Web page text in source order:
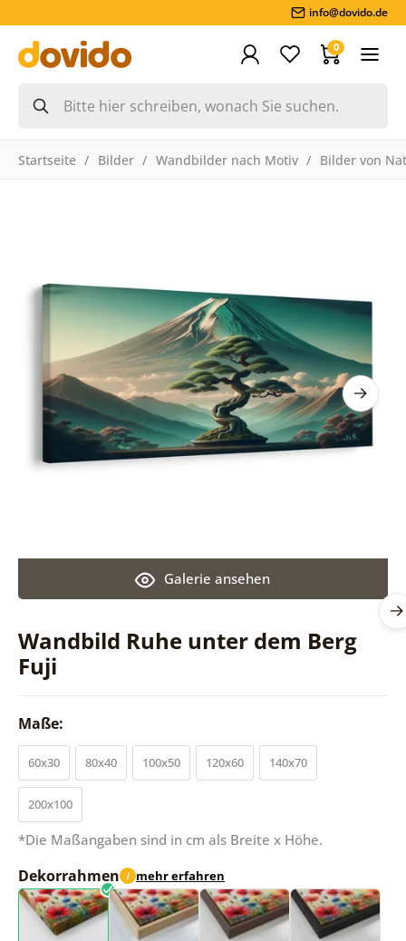
info@dovido.de
0
Startseite Bilder Wandbilder nach Motiv Bilder von
Wandbild Ruhe unter dem Berg
Fuji
Galerie ansehen
Maße:
60x30 80x40 100x50 120x60 140x70
200x100
*Die Maßangaben sind in cm als Breite x Höhe.
Dekorrahmen i mehr erfahren